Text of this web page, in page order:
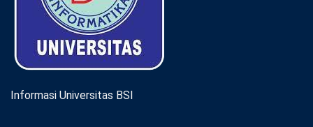
Informasi Universitas BSI